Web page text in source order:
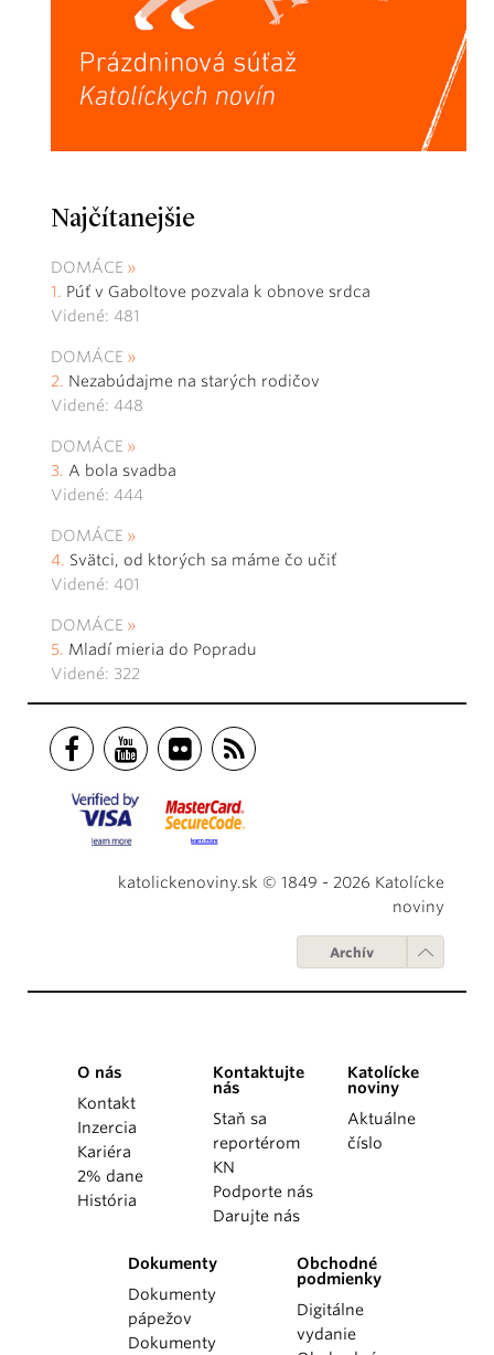
Najčítanejšie
DOMÁCE
Púť v Gaboltove pozvala k obnove srdca
Videné: 481
DOMÁCE
Nezabúdajme na starých rodičov
Videné: 448
DOMÁCE
A bola svadba
Videné: 444
DOMÁCE
Svätci, od ktorých sa máme čo učiť
Videné: 401
DOMÁCE
Mladí mieria do Popradu
Videné: 322
katolickenoviny.sk © 1849 - 2026 Katolícke
noviny
Archív
O nás
Kontakt
Inzercia
Kariéra
2% dane
História
Kontaktujte
nás
Staň sa
reportérom
KN
Podporte nás
Darujte nás
Katolícke
noviny
Aktuálne
číslo
Dokumenty
Dokumenty
pápežov
Dokumenty
Obchodné
podmienky
Digitálne
vydanie